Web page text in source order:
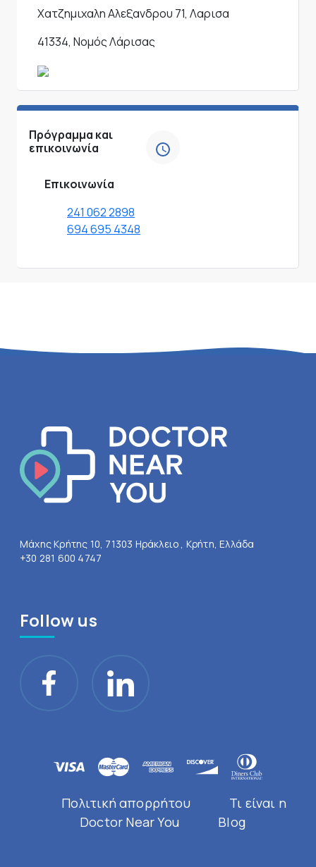
Χατζημιχαλη Αλεξανδρου 71, Λαρισα
41334, Νομός Λάρισας
Πρόγραμμα και
επικοινωνία
Επικοινωνία
241 062 2898
694 695 4348
Μάχης Κρήτης 10, 71303 Ηράκλειο , Κρήτη, Ελλάδα
+30 281 600 4747
Follow us
Πολιτική απορρήτου
Τι είναι η
Doctor Near You
Blog